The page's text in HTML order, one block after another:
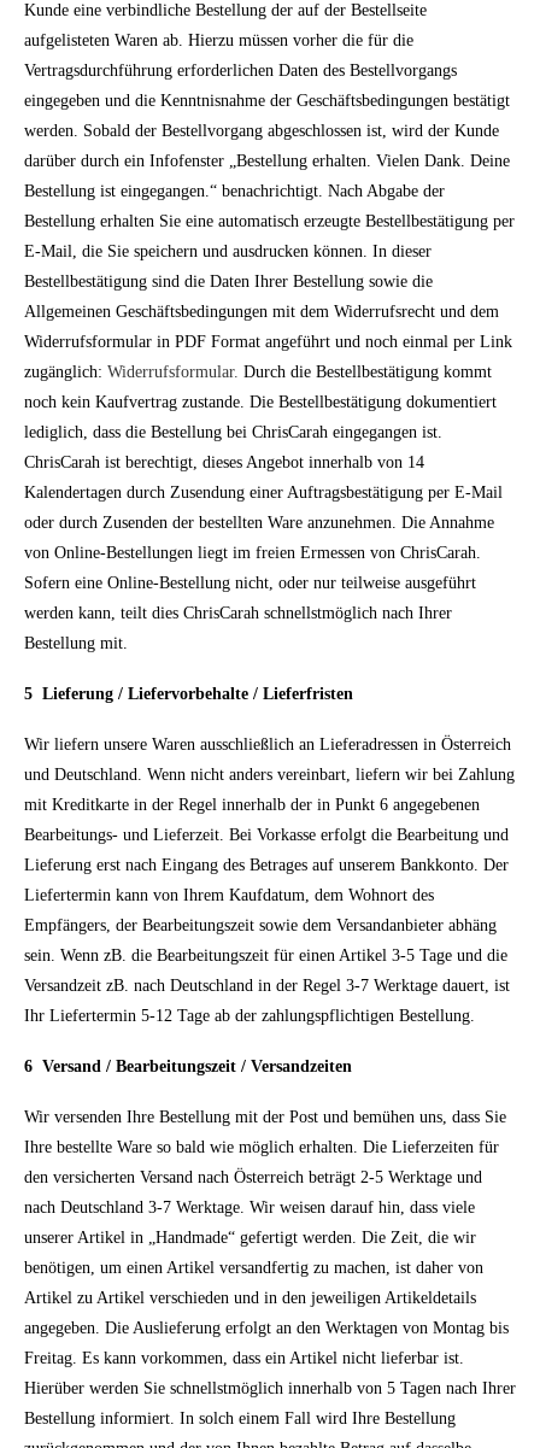
Kunde eine verbindliche Bestellung der auf der Bestellseite
aufgelisteten Waren ab. Hierzu müssen vorher die für die
Vertragsdurchführung erforderlichen Daten des Bestellvorgangs
eingegeben und die Kenntnisnahme der Geschäftsbedingungen bestätigt
werden. Sobald der Bestellvorgang abgeschlossen ist, wird der Kunde
darüber durch ein Infofenster „Bestellung erhalten. Vielen Dank. Deine
Bestellung ist eingegangen.“ benachrichtigt. Nach Abgabe der
Bestellung erhalten Sie eine automatisch erzeugte Bestellbestätigung per
E-Mail, die Sie speichern und ausdrucken können. In dieser
Bestellbestätigung sind die Daten Ihrer Bestellung sowie die
Allgemeinen Geschäftsbedingungen mit dem Widerrufsrecht und dem
Widerrufsformular in PDF Format angeführt und noch einmal per Link
zugänglich: Widerrufsformular. Durch die Bestellbestätigung kommt
noch kein Kaufvertrag zustande. Die Bestellbestätigung dokumentiert
lediglich, dass die Bestellung bei ChrisCarah eingegangen ist.
ChrisCarah ist berechtigt, dieses Angebot innerhalb von 14
Kalendertagen durch Zusendung einer Auftragsbestätigung per E-Mail
oder durch Zusenden der bestellten Ware anzunehmen. Die Annahme
von Online-Bestellungen liegt im freien Ermessen von ChrisCarah.
Sofern eine Online-Bestellung nicht, oder nur teilweise ausgeführt
werden kann, teilt dies ChrisCarah schnellstmöglich nach Ihrer
Bestellung mit.
5 Lieferung / Liefervorbehalte / Lieferfristen
Wir liefern unsere Waren ausschließlich an Lieferadressen in Österreich
und Deutschland. Wenn nicht anders vereinbart, liefern wir bei Zahlung
mit Kreditkarte in der Regel innerhalb der in Punkt 6 angegebenen
Bearbeitungs- und Lieferzeit. Bei Vorkasse erfolgt die Bearbeitung und
Lieferung erst nach Eingang des Betrages auf unserem Bankkonto. Der
Liefertermin kann von Ihrem Kaufdatum, dem Wohnort des
Empfängers, der Bearbeitungszeit sowie dem Versandanbieter abhäng
sein. Wenn zB. die Bearbeitungszeit für einen Artikel 3-5 Tage und die
Versandzeit zB. nach Deutschland in der Regel 3-7 Werktage dauert, ist
Ihr Liefertermin 5-12 Tage ab der zahlungspflichtigen Bestellung.
6 Versand / Bearbeitungszeit / Versandzeiten
Wir versenden Ihre Bestellung mit der Post und bemühen uns, dass Sie
Ihre bestellte Ware so bald wie möglich erhalten. Die Lieferzeiten für
den versicherten Versand nach Österreich beträgt 2-5 Werktage und
nach Deutschland 3-7 Werktage. Wir weisen darauf hin, dass viele
unserer Artikel in „Handmade“ gefertigt werden. Die Zeit, die wir
benötigen, um einen Artikel versandfertig zu machen, ist daher von
Artikel zu Artikel verschieden und in den jeweiligen Artikeldetails
angegeben. Die Auslieferung erfolgt an den Werktagen von Montag bis
Freitag. Es kann vorkommen, dass ein Artikel nicht lieferbar ist.
Hierüber werden Sie schnellstmöglich innerhalb von 5 Tagen nach Ihrer
Bestellung informiert. In solch einem Fall wird Ihre Bestellung